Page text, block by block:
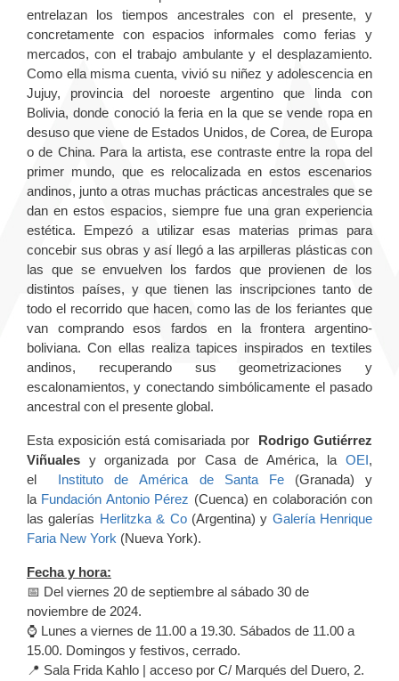
entrelazan los tiempos ancestrales con el presente, y
concretamente con espacios informales como ferias y
mercados, con el trabajo ambulante y el desplazamiento.
Como ella misma cuenta, vivió su niñez y adolescencia en
Jujuy, provincia del noroeste argentino que linda con
Bolivia, donde conoció la feria en la que se vende ropa en
desuso que viene de Estados Unidos, de Corea, de Europa
o de China. Para la artista, ese contraste entre la ropa del
primer mundo, que es relocalizada en estos escenarios
andinos, junto a otras muchas prácticas ancestrales que se
dan en estos espacios, siempre fue una gran experiencia
estética. Empezó a utilizar esas materias primas para
concebir sus obras y así llegó a las arpilleras plásticas con
las que se envuelven los fardos que provienen de los
distintos países, y que tienen las inscripciones tanto de
todo el recorrido que hacen, como las de los feriantes que
van comprando esos fardos en la frontera argentino-
boliviana. Con ellas realiza tapices inspirados en textiles
andinos, recuperando sus geometrizaciones y
escalonamientos, y conectando simbólicamente el pasado
ancestral con el presente global.
Esta exposición está comisariada por Rodrigo Gutiérrez
Viñuales y organizada por Casa de América, la OEI,
el Instituto de América de Santa Fe(Granada) y
la Fundación Antonio Pérez (Cuenca) en colaboración con
las galerías Herlitzka & Co(Argentina) y Galería Henrique
Faria New York (Nueva York).
Fecha y hora:
📅 Del viernes 20 de septiembre al sábado 30 de
noviembre de 2024.
⌚ Lunes a viernes de 11.00 a 19.30. Sábados de 11.00 a
15.00. Domingos y festivos, cerrado.
📍 Sala Frida Kahlo | acceso por C/ Marqués del Duero, 2.